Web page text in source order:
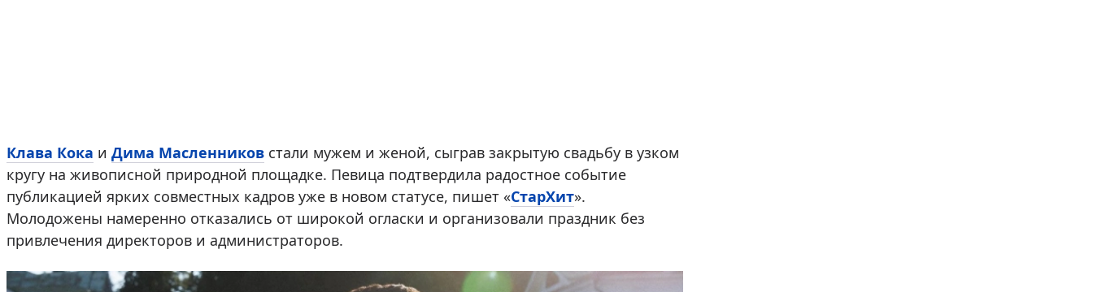
Клава Кока и Дима Масленников стали мужем и женой, сыграв закрытую свадьбу в узком
кругу на живописной природной площадке. Певица подтвердила радостное событие
публикацией ярких совместных кадров уже в новом статусе, пишет «СтарХит».
Молодожены намеренно отказались от широкой огласки и организовали праздник без
привлечения директоров и администраторов.